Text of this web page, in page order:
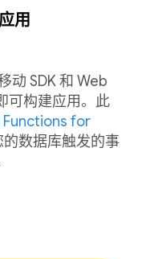
用
动 SDK 和 Web
可构建应用。此
Functions for
数据库触发的事